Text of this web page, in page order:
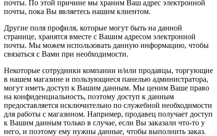
почты. По этой причине мы храним Ваш адрес электронной
почты, пока Вы являетесь нашим клиентом.
Другие поля профиля, которые могут быть на данной
странице, хранятся вместе с Вашим адресом электронной
почты. Мы можем использовать данную информацию, чтобы
связаться с Вами при необходимости.
Некоторые сотрудники компании и/или продавцы, торгующие
в нашем магазине и пользующиеся панелью администратора,
могут иметь доступ к Вашим данным. Мы ценим Ваше право
на конфиденциальность, поэтому доступ к данным
предоставляется исключительно по служебной необходимости
для работы с магазином. Например, продавец получает доступ
к Вашим данным только в случае, если Вы заказали что-то у
него, и поэтому ему нужны данные, чтобы выполнить заказ.